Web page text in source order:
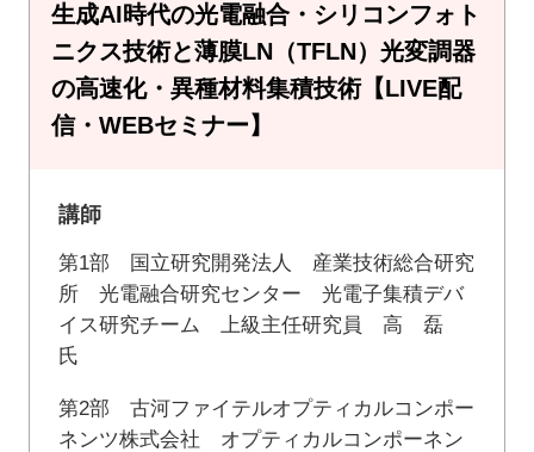
生成AI時代の光電融合・シリコンフォト
ニクス技術と薄膜LN（TFLN）光変調器
の高速化・異種材料集積技術【LIVE配
信・WEBセミナー】
講師
第1部 国立研究開発法人 産業技術総合研究
所 光電融合研究センター 光電子集積デバ
イス研究チーム 上級主任研究員 高 磊
氏
第2部 古河ファイテルオプティカルコンポー
ネンツ株式会社 オプティカルコンポーネン